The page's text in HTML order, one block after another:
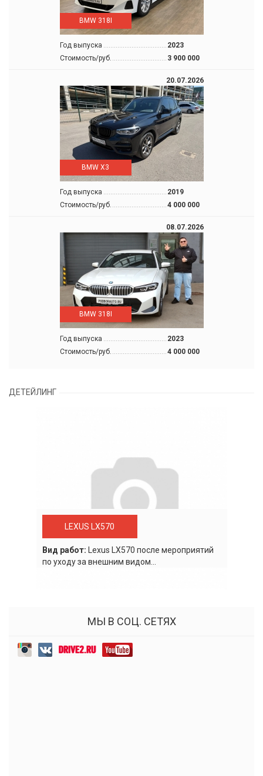
BMW 318I
Год выпуска
2023
Стоимость/руб.
3 900 000
20.07.2026
BMW X3
Год выпуска
2019
Стоимость/руб.
4 000 000
08.07.2026
BMW 318I
Год выпуска
2023
Стоимость/руб.
4 000 000
ДЕТЕЙЛИНГ
LEXUS LX570
Вид работ: Lexus LХ570 после мероприятий
по уходу за внешним видом...
МЫ В СОЦ. СЕТЯХ